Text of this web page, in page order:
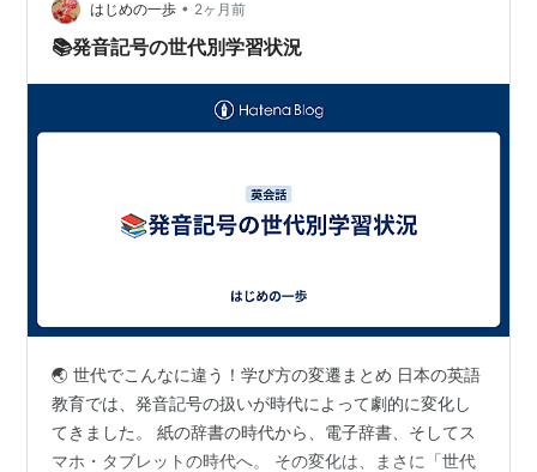
はじめの一歩 • 2ヶ月前
📚発音記号の世代別学習状況
🌏 世代でこんなに違う！学び方の変遷まとめ 日本の英語
教育では、発音記号の扱いが時代によって劇的に変化し
てきました。 紙の辞書の時代から、電子辞書、そしてス
マホ・タブレットの時代へ。 その変化は、まさに「世代